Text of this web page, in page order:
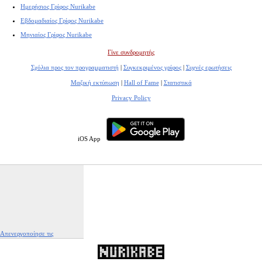
Ημερήσιος Γρίφος Nurikabe
Εβδομαδιαίος Γρίφος Nurikabe
Μηνιαίος Γρίφος Nurikabe
Γίνε συνδρομητής
Σχόλια προς τον προγραμματιστή | Συγκεκριμένος γρίφος| Συχνές ερωτήσεις
Μαζική εκτύπωση | Hall of Fame| Στατιστικά
Privacy Policy
iOS App
Απενεργοποίησε τις